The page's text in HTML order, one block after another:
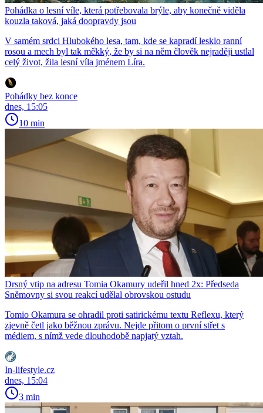
Pohádka o lesní víle, která potřebovala brýle, aby konečně viděla
kouzla taková, jaká doopravdy jsou
V samém srdci Hlubokého lesa, tam, kde se kapradí lesklo ranní
rosou a mech byl tak měkký, že by si na něm člověk nejraději ustlal
celý život, žila lesní víla jménem Líra.
Pohádky bez konce
dnes, 15:05
10 min
Drsný vtip na adresu Tomia Okamury udeřil hned 2x: Předseda
Sněmovny si svou reakcí udělal obrovskou ostudu
Tomio Okamura se ohradil proti satirickému textu Reflexu, který
zjevně četl jako běžnou zprávu. Nejde přitom o první střet s
médiem, s nímž vede dlouhodobě napjatý vztah.
In-lifestyle.cz
dnes, 15:04
3 min